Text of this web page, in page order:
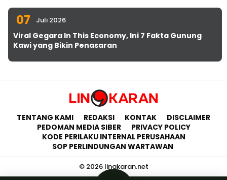
07 Juli 2026
Viral Gegara In This Economy, Ini 7 Fakta Gunung
Kawi yang Bikin Penasaran
TENTANG KAMI REDAKSI KONTAK
DISCLAIMER
PEDOMAN MEDIA SIBER
PRIVACY POLICY
KODE PERILAKU INTERNAL PERUSAHAAN
SOP PERLINDUNGAN WARTAWAN
© 2026 lingkaran.net